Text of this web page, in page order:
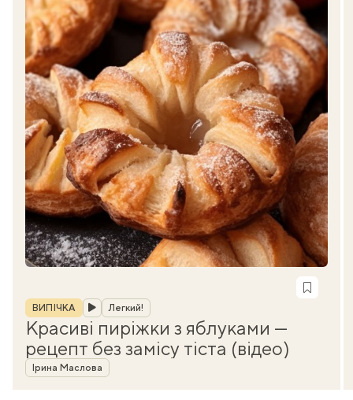
Рубрика
ВИПІЧКА Легкий!
Красиві пиріжки з яблуками —
рецепт без замісу тіста (відео)
Автор
Ірина Маслова